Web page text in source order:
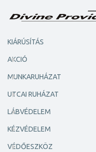
KIÁRÚSÍTÁS
AKCIÓ
MUNKARUHÁZAT
UTCAI RUHÁZAT
LÁBVÉDELEM
KÉZVÉDELEM
VÉDŐESZKÖZ